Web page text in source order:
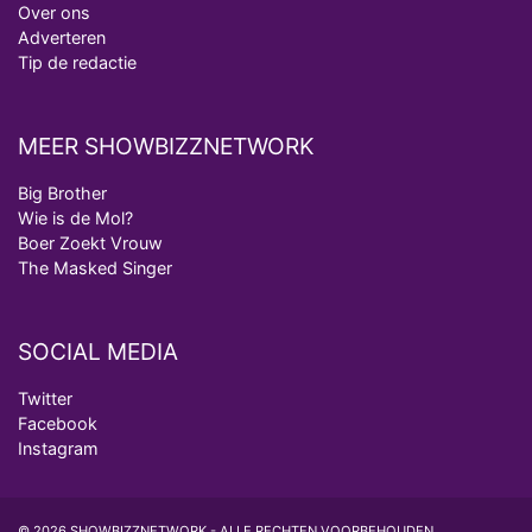
Over ons
Adverteren
Tip de redactie
MEER SHOWBIZZNETWORK
Big Brother
Wie is de Mol?
Boer Zoekt Vrouw
The Masked Singer
SOCIAL MEDIA
Twitter
Facebook
Instagram